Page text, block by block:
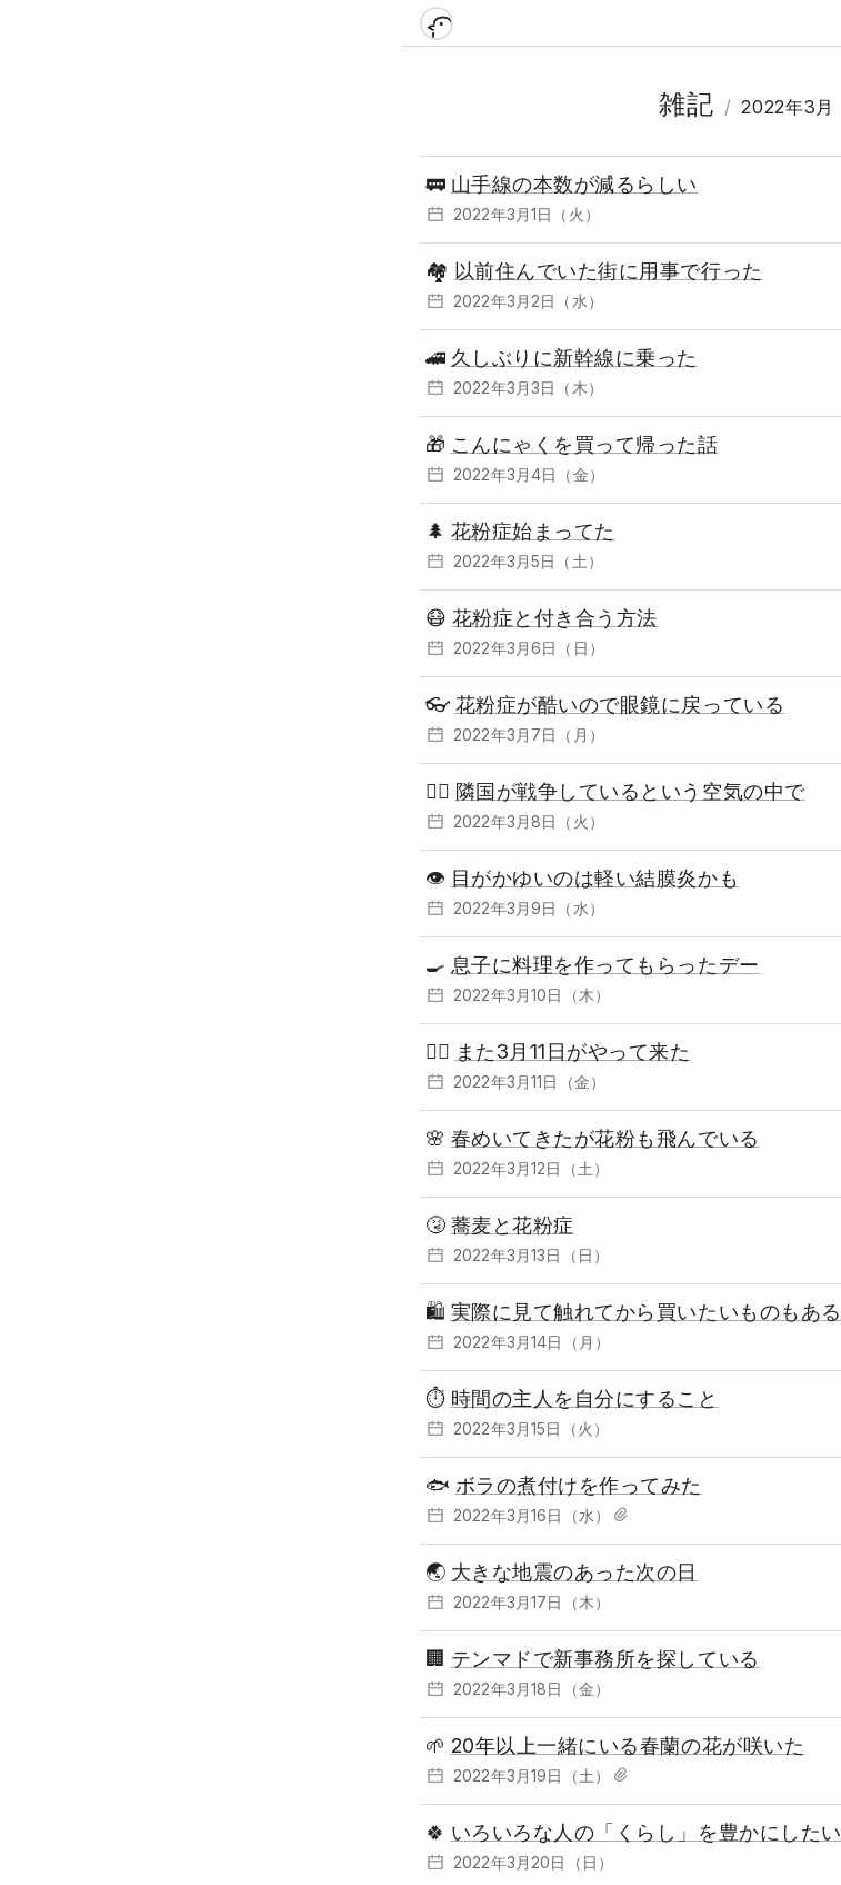
雑記 / 2022年3月
🚃 山手線の本数が減るらしい
2022年3月1日（火）
🏘 以前住んでいた街に用事で行った
2022年3月2日（水）
🚄 久しぶりに新幹線に乗った
2022年3月3日（木）
🎁 こんにゃくを買って帰った話
2022年3月4日（金）
🌲 花粉症始まってた
2022年3月5日（土）
😷 花粉症と付き合う方法
2022年3月6日（日）
👓 花粉症が酷いので眼鏡に戻っている
2022年3月7日（月）
🧘‍♂️ 隣国が戦争しているという空気の中で
2022年3月8日（火）
👁 目がかゆいのは軽い結膜炎かも
2022年3月9日（水）
🍳 息子に料理を作ってもらったデー
2022年3月10日（木）
🚶‍♂️ また3月11日がやって来た
2022年3月11日（金）
🌸 春めいてきたが花粉も飛んでいる
2022年3月12日（土）
🤧 蕎麦と花粉症
2022年3月13日（日）
🛍 実際に見て触れてから買いたいものもある
2022年3月14日（月）
⏱ 時間の主人を自分にすること
2022年3月15日（火）
🐟 ボラの煮付けを作ってみた
2022年3月16日（水）
🌏 大きな地震のあった次の日
2022年3月17日（木）
🏢 テンマドで新事務所を探している
2022年3月18日（金）
🌱 20年以上一緒にいる春蘭の花が咲いた
2022年3月19日（土）
🍀 いろいろな人の「くらし」を豊かにしたい
2022年3月20日（日）